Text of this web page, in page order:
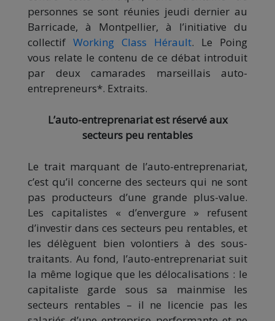
personnes se sont réunies jeudi dernier au
Barricade, à Montpellier, à l’initiative du
collectif Working Class Hérault. Le Poing
vous relate le contenu de ce débat introduit
par deux camarades marseillais auto-
entrepreneurs*. Extraits.
L’auto-entreprenariat est réservé aux
secteurs peu rentables
Le trait marquant de l’auto-entreprenariat,
c’est qu’il concerne des secteurs qui ne sont
pas producteurs d’une grande plus-value.
Les capitalistes « d’envergure » refusent
d’investir dans ces secteurs peu rentables, et
les délèguent bien volontiers à des sous-
traitants. Au fond, l’auto-entreprenariat suit
la même logique que les délocalisations : le
capitaliste garde sous sa mainmise les
secteurs rentables – il ne licencie pas les